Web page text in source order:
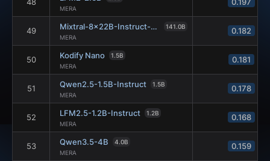
MERA
49 Mixtral-8x22B-Instruct-v0.1
141.0B
MERA
0.182
50 Kodify Nano
1.5B
MERA
0.181
51 Qwen2.5-1.5B-Instruct
1.5B
MERA
0.178
52 LFM2.5-1.2B-Instruct
1.2B
MERA
0.168
53 Qwen3.5-4B
4.0B
MERA
0.159